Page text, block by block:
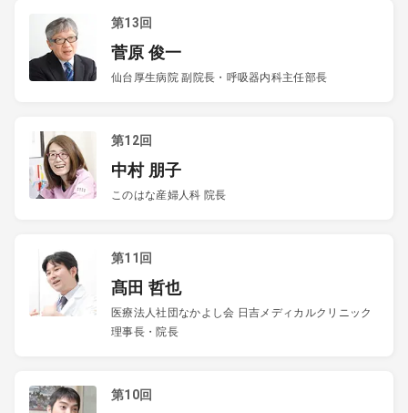
第13回
菅原 俊一
仙台厚生病院 副院長・呼吸器内科主任部長
第12回
中村 朋子
このはな産婦人科 院長
第11回
髙田 哲也
医療法人社団なかよし会 日吉メディカルクリニック
理事長・院長
第10回